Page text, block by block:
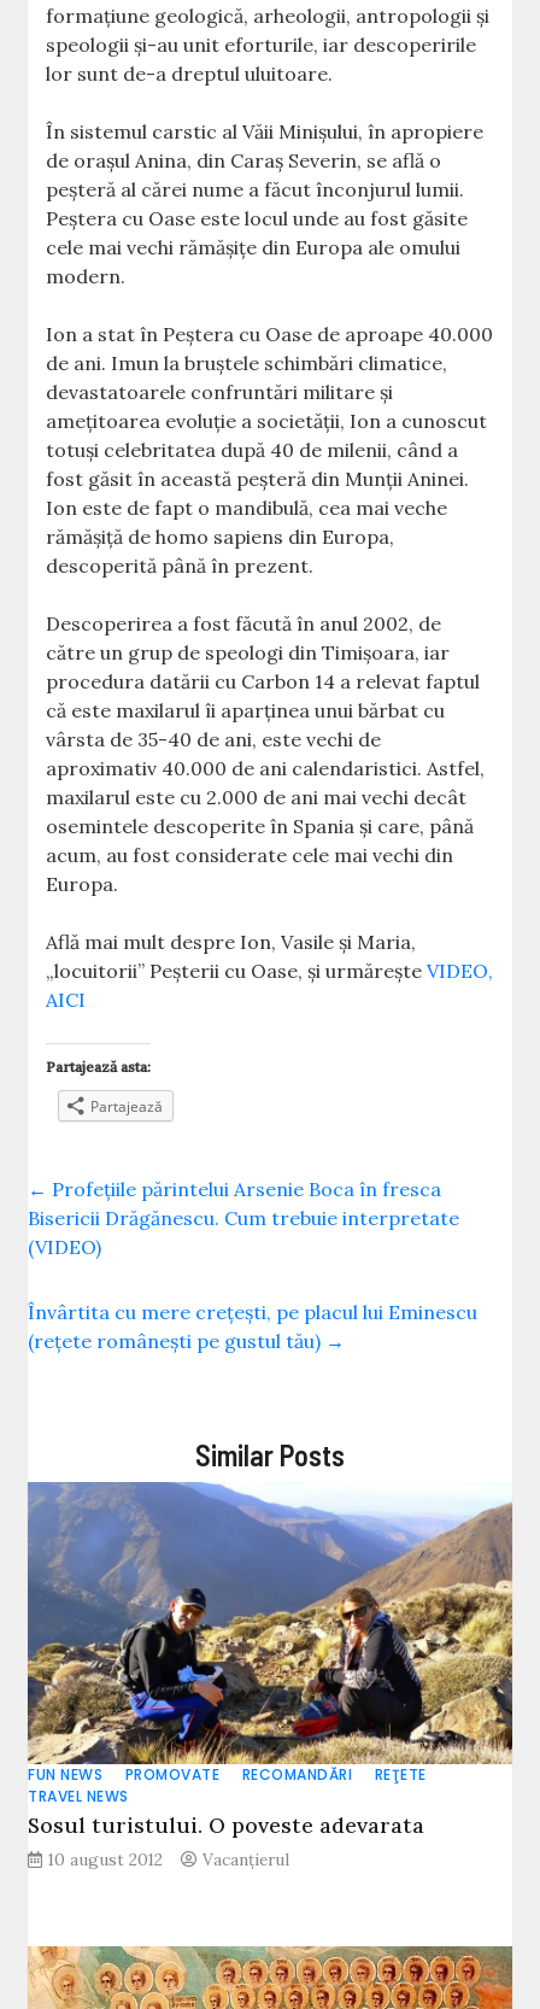
formațiune geologică, arheologii, antropologii și
speologii și-au unit eforturile, iar descoperirile
lor sunt de-a dreptul uluitoare.
În sistemul carstic al Văii Minişului, în apropiere
de oraşul Anina, din Caraş Severin, se află o
peşteră al cărei nume a făcut înconjurul lumii.
Peştera cu Oase este locul unde au fost găsite
cele mai vechi rămăşiţe din Europa ale omului
modern.
Ion a stat în Peştera cu Oase de aproape 40.000
de ani. Imun la bruştele schimbări climatice,
devastatoarele confruntări militare şi
ameţitoarea evoluţie a societăţii, Ion a cunoscut
totuşi celebritatea după 40 de milenii, când a
fost găsit în această peşteră din Munţii Aninei.
Ion este de fapt o mandibulă, cea mai veche
rămăşiţă de homo sapiens din Europa,
descoperită până în prezent.
Descoperirea a fost făcută în anul 2002, de
către un grup de speologi din Timişoara, iar
procedura datării cu Carbon 14 a relevat faptul
că este maxilarul îi aparținea unui bărbat cu
vârsta de 35-40 de ani, este vechi de
aproximativ 40.000 de ani calendaristici. Astfel,
maxilarul este cu 2.000 de ani mai vechi decât
osemintele descoperite în Spania şi care, până
acum, au fost considerate cele mai vechi din
Europa.
Află mai mult despre Ion, Vasile și Maria,
„locuitorii” Peșterii cu Oase, și urmăreșteVIDEO,
AICI
Partajează asta:
Partajează
← Profețiile părintelui Arsenie Boca în fresca
Bisericii Drăgănescu. Cum trebuie interpretate
(VIDEO)
Învârtita cu mere crețești, pe placul lui Eminescu
(rețete românești pe gustul tău) →
Similar Posts
FUN NEWS PROMOVATE RECOMANDĂRI
REŢETE
TRAVEL NEWS
Sosul turistului. O poveste adevarata
10 august 2012 Vacanțierul